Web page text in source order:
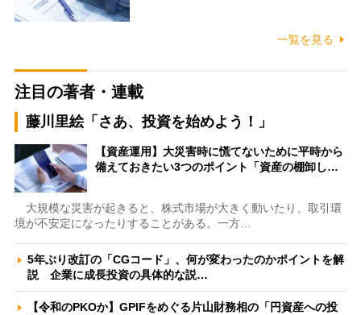
一覧を見る
注目の著者・連載
藤川里絵「さあ、投資を始めよう！」
【資産運用】大災害時に慌てないために平時から
備えておきたい3つのポイント「資産の棚卸し…
大規模な災害が起きると、株式市場が大きく動いたり、取引環
境が不安定になったりすることがある。一方…
5年ぶり改訂の「CGコード」、何が変わったのかポイントを解
説 企業に成長投資の具体的な説…
【令和のPKOか】GPIFをめぐる片山財務相の「円資産への投